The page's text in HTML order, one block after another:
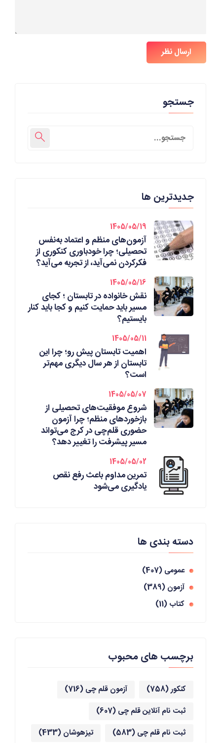
ارسال نظر
جستجو
جدیدترین ها
1405/05/19
آزمون‌های منظم و اعتماد به‌نفس
تحصیلی؛ چرا خودباوری کنکوری از
فکرکردن نمی‌آید، از تجربه می‌آید؟
1405/05/16
نقش خانواده در تابستان ؛ کجای
مسیر باید حمایت کنیم و کجا باید کنار
بایستیم؟
1405/05/11
اهمیت تابستان پیش رو؛ چرا این
تابستان از هر سال دیگری مهم‌تر
است؟
1405/05/07
شروع موفقیت‌های تحصیلی از
بازخوردهای منظم؛ چرا آزمون
حضوری قلم‌چی در کرج می‌تواند
مسیر پیشرفت را تغییر دهد؟
1405/05/02
تمرین مداوم باعث رفع نقص
یادگیری می‌شود
دسته بندی ها
عمومی(407)
آزمون(389)
کتاب(11)
برچسب های محبوب
کنکور(758) آزمون قلم چی (716)
ثبت نام آنلاین قلم چی (607)
ثبت نام قلم چی (583) تیزهوشان(433)